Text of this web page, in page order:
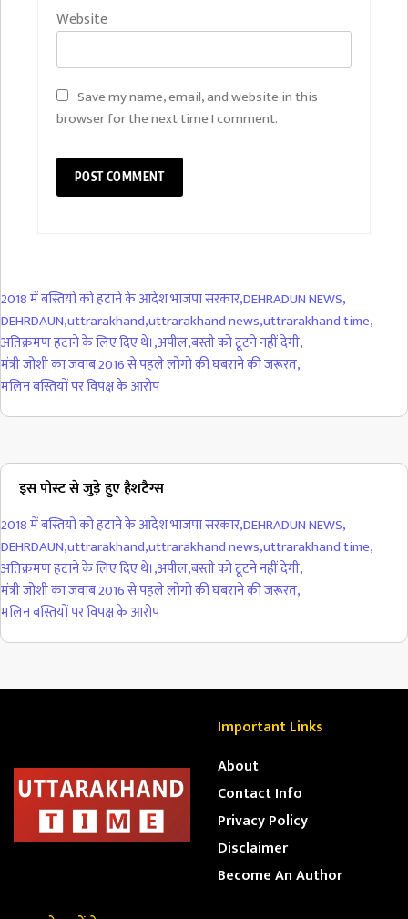
Website
Save my name, email, and website in this
browser for the next time I comment.
2018 में बस्तियों को हटाने के आदेश भाजपा सरकार,DEHRADUN NEWS,
DEHRDAUN,uttrarakhand,uttrarakhand news,uttrarakhand time,
अतिक्रमण हटाने के लिए दिए थे।,अपील,बस्ती को टूटने नहीं देगी,
मंत्री जोशी का जवाब 2016 से पहले लोगो की घबराने की जरूरत,
मलिन बस्तियों पर विपक्ष के आरोप
इस पोस्ट से जुड़े हुए हैशटैग्स
2018 में बस्तियों को हटाने के आदेश भाजपा सरकार,DEHRADUN NEWS,
DEHRDAUN,uttrarakhand,uttrarakhand news,uttrarakhand time,
अतिक्रमण हटाने के लिए दिए थे।,अपील,बस्ती को टूटने नहीं देगी,
मंत्री जोशी का जवाब 2016 से पहले लोगो की घबराने की जरूरत,
मलिन बस्तियों पर विपक्ष के आरोप
Important Links
About
Contact Info
Privacy Policy
Disclaimer
Become An Author